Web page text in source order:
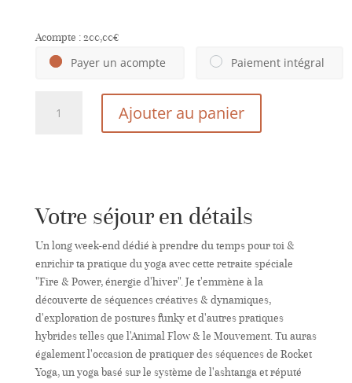
Acompte :200,00€
Paiement intégral
Payer un acompte
-
du
4
au
7
décembre
2025
Ajouter au panier
Votre séjour en détails
Un long week-end dédié à prendre du temps pour toi &
enrichir ta pratique du yoga avec cette retraite spéciale
"Fire & Power, énergie d'hiver". Je t'emmène à la
découverte de séquences créatives & dynamiques,
d'exploration de postures funky et d'autres pratiques
hybrides telles que l'Animal Flow & le Mouvement. Tu auras
également l'occasion de pratiquer des séquences de Rocket
Yoga, un yoga basé sur le système de l'ashtanga et réputé